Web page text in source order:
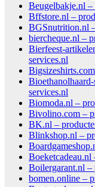
Beugelbakje.nl –
Bffstore.nl –
BGSnutrition.nl
biercheque.nl –
Bierfeest-
services.nl
services.nl
Biomoda.nl –
Bivolino.com –
BK.nl –
Blinkshop.nl –
Boeketcadeau.nl
Boilergarant.nl –
bomen.online –